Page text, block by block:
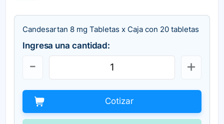
Candesartan 8 mg Tabletas x Caja con 20 tabletas
Ingresa una cantidad:
Cotizar